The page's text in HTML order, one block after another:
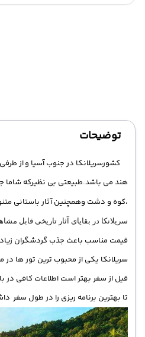
توضیحات
کشورسریلانکا در جنوب آسیا و از
هند می باشد.طبیعتی بی نظیرکه شاما
،کوه و دشت وهمچنین آثار باستانی
سریلانکا در بقایای آثار تاریخی قابل
قیمت مناسب باعث جذب گردشگران
سریلانکا یکی از محبوب ترین تور ها
قیل از سفر بهتر است اطلاعات کافی
تا بهترین برنامه ریزی را در طول سفر